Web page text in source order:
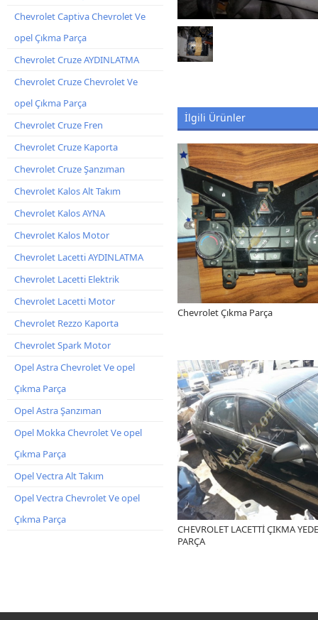
Chevrolet Captiva Chevrolet Ve
opel Çıkma Parça
Chevrolet Cruze AYDINLATMA
Chevrolet Cruze Chevrolet Ve
opel Çıkma Parça
Chevrolet Cruze Fren
Chevrolet Cruze Kaporta
Chevrolet Cruze Şanzıman
Chevrolet Kalos Alt Takım
Chevrolet Kalos AYNA
Chevrolet Kalos Motor
Chevrolet Lacetti AYDINLATMA
Chevrolet Lacetti Elektrik
Chevrolet Lacetti Motor
Chevrolet Rezzo Kaporta
Chevrolet Spark Motor
Opel Astra Chevrolet Ve opel
Çıkma Parça
Opel Astra Şanzıman
Opel Mokka Chevrolet Ve opel
Çıkma Parça
Opel Vectra Alt Takım
Opel Vectra Chevrolet Ve opel
Çıkma Parça
İlgili Ürünler
Chevrolet Çıkma Parça
CHEVROLET LACETTİ ÇIKMA
PARÇA